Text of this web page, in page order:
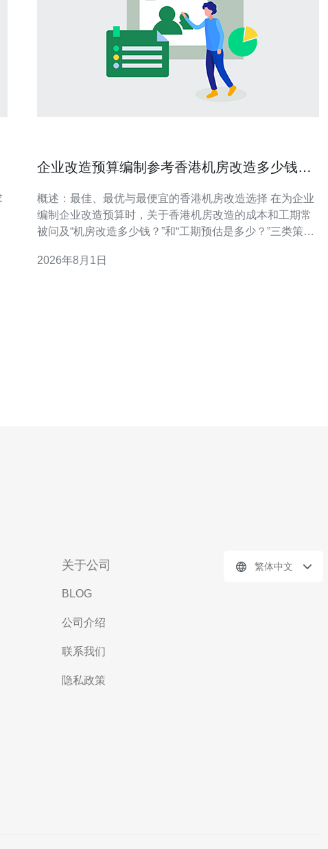
企业改造预算编制参考香港机房改造多少钱与
概述：最佳、最优与最便宜的香港机房改造选择 在为企业
编制企业改造预算时，关于香港机房改造的成本和工期常
被问及“机房改造多少钱？”和“工期预估是多少？”三类策略
余）；追求性价比与可维护为“最佳/最优”（中等投入、平
2026年8月1日
关于公司
BLOG
公司介绍
联系我们
隐私政策
繁体中文